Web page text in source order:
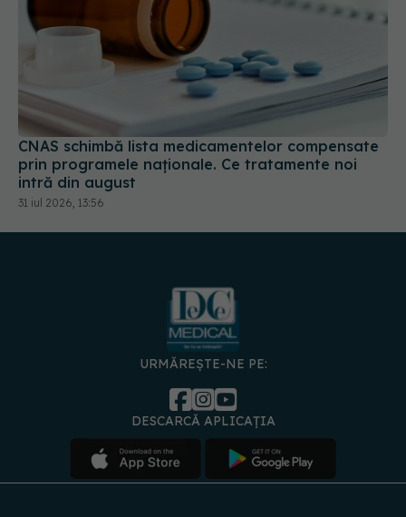
CNAS schimbă lista medicamentelor compensate
prin programele naționale. Ce tratamente noi
intră din august
31 iul 2026, 13:56
URMĂREȘTE-NE PE:
DESCARCĂ APLICAȚIA
Medici și
Politica de
Politica
Gestionați
Contact